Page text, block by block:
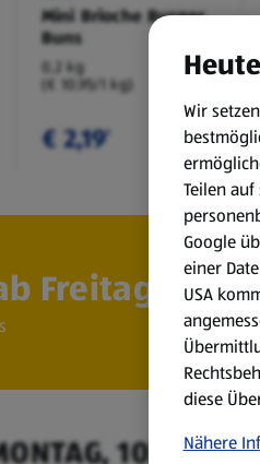
Mini Brioche Burger
Buns
0,2 kg
(€ 10,95/1 kg)
€ 2,19¹
Freitag, 7.8.
10.8.
Wir
Teilen
Google
einer
USA
diese
Nähere